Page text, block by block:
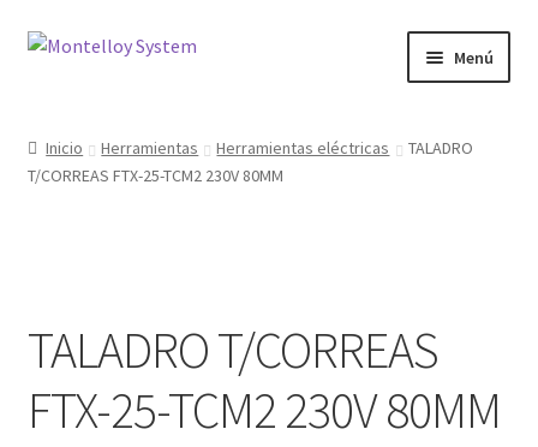
Ir
Ir
Menú
Ferretería
Protección Laboral
Contacto
Inicio Herramientas Herramientas eléctricas
TALADRO
T/CORREAS FTX-25-TCM2 230V 80MM
TALADRO T/CORREAS
FTX-25-TCM2 230V 80MM